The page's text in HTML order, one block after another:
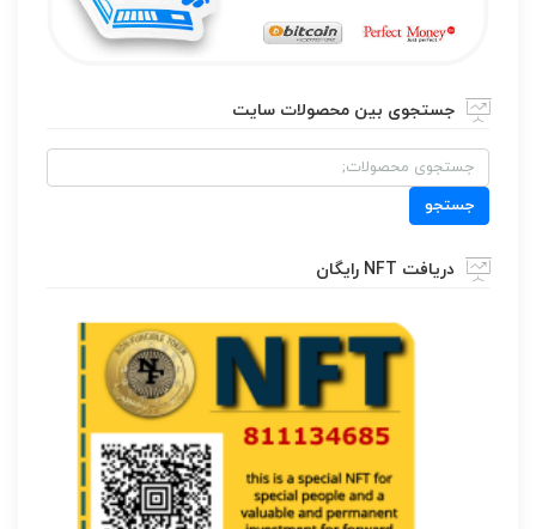
جستجوی بین محصولات سایت
جستجو
برای:
جستجو
دریافت NFT رایگان